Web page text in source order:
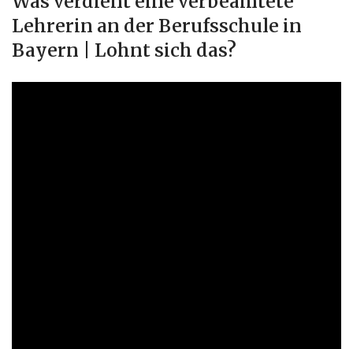
Lehrerin an der Berufsschule in
Bayern | Lohnt sich das?